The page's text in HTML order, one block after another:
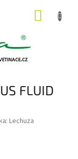
FLUID
Lechuza